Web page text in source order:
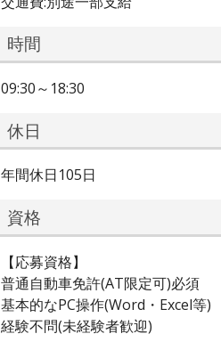
時間
09:30～18:30
休日
年間休日105日
資格
【応募資格】
普通自動車免許(AT限定可)必須
基本的なPC操作(Word・Excel等)
経験不問(未経験者歓迎)